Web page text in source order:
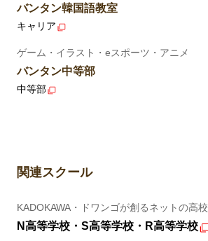
バンタン韓国語教室
キャリア
ゲーム・イラスト・eスポーツ・アニメ
バンタン中等部
中等部
関連スクール
KADOKAWA・ドワンゴが創るネットの高校
N高等学校・S高等学校・R高等学校